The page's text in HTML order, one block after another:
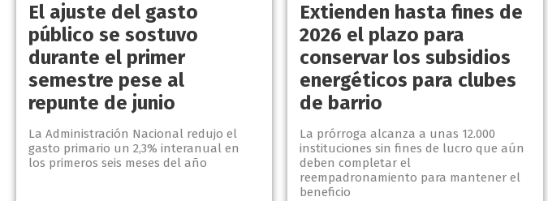
El ajuste del gasto
público se sostuvo
durante el primer
semestre pese al
repunte de junio
La Administración Nacional redujo el
gasto primario un 2,3% interanual en
los primeros seis meses del año
Extienden hasta fines de
2026 el plazo para
conservar los subsidios
energéticos para clubes
de barrio
La prórroga alcanza a unas 12.000
instituciones sin fines de lucro que aún
deben completar el
reempadronamiento para mantener el
beneficio